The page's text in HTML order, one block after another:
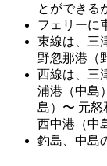
とができる
フェリーに
東線は、三
野忽那港（
西線は、三
浦港（中島
島）〜 元怒
西中港（中
釣島、中島